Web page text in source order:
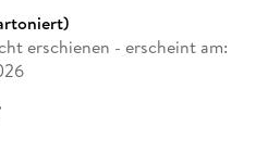
erschienen - erscheint am: